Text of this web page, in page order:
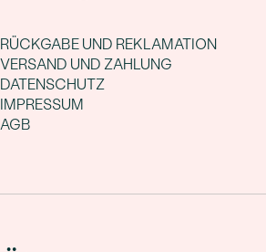
RÜCKGABE UND REKLAMATION
VERSAND UND ZAHLUNG
DATENSCHUTZ
IMPRESSUM
AGB